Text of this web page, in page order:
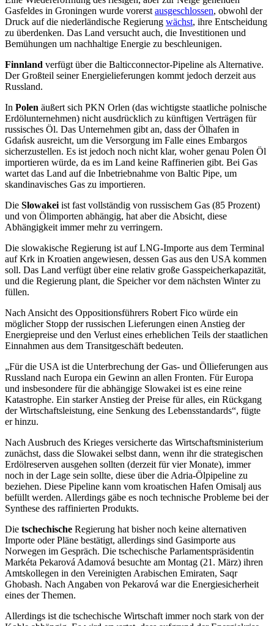
Gasfeldes in Groningen wurde vorerst ausgeschlossen, obwohl der
Druck auf die niederländische Regierung wächst, ihre Entscheidung
zu überdenken. Das Land versucht auch, die Investitionen und
Bemühungen um nachhaltige Energie zu beschleunigen.
Finnland verfügt über die Balticconnector-Pipeline als Alternative.
Der Großteil seiner Energielieferungen kommt jedoch derzeit aus
Russland.
In Polen äußert sich PKN Orlen (das wichtigste staatliche polnische
Erdölunternehmen) nicht ausdrücklich zu künftigen Verträgen für
russisches Öl. Das Unternehmen gibt an, dass der Ölhafen in
Gdańsk ausreicht, um die Versorgung im Falle eines Embargos
sicherzustellen. Es ist jedoch noch nicht klar, woher genau Polen Öl
importieren würde, da es im Land keine Raffinerien gibt. Bei Gas
wartet das Land auf die Inbetriebnahme von Baltic Pipe, um
skandinavisches Gas zu importieren.
Die Slowakei ist fast vollständig von russischem Gas (85 Prozent)
und von Ölimporten abhängig, hat aber die Absicht, diese
Abhängigkeit immer mehr zu verringern.
Die slowakische Regierung ist auf LNG-Importe aus dem Terminal
auf Krk in Kroatien angewiesen, dessen Gas aus den USA kommen
soll. Das Land verfügt über eine relativ große Gasspeicherkapazität,
und die Regierung plant, die Speicher vor dem nächsten Winter zu
füllen.
Nach Ansicht des Oppositionsführers Robert Fico würde ein
möglicher Stopp der russischen Lieferungen einen Anstieg der
Energiepreise und den Verlust eines erheblichen Teils der staatlichen
Einnahmen aus dem Transitgeschäft bedeuten.
„Für die USA ist die Unterbrechung der Gas- und Öllieferungen aus
Russland nach Europa ein Gewinn an allen Fronten. Für Europa
und insbesondere für die abhängige Slowakei ist es eine reine
Katastrophe. Ein starker Anstieg der Preise für alles, ein Rückgang
der Wirtschaftsleistung, eine Senkung des Lebensstandards“, fügte
er hinzu.
Nach Ausbruch des Krieges versicherte das Wirtschaftsministerium
zunächst, dass die Slowakei selbst dann, wenn ihr die strategischen
Erdölreserven ausgehen sollten (derzeit für vier Monate), immer
noch in der Lage sein sollte, diese über die Adria-Ölpipeline zu
beziehen. Diese Pipeline kann vom kroatischen Hafen Omisalj aus
befüllt werden. Allerdings gäbe es noch technische Probleme bei der
Synthese des raffinierten Produkts.
Die tschechische Regierung hat bisher noch keine alternativen
Importe oder Pläne bestätigt, allerdings sind Gasimporte aus
Norwegen im Gespräch. Die tschechische Parlamentspräsidentin
Markéta Pekarová Adamová besuchte am Montag (21. März) ihren
Amtskollegen in den Vereinigten Arabischen Emiraten, Saqr
Ghobash. Nach Angaben von Pekarová war die Energiesicherheit
eines der Themen.
Allerdings ist die tschechische Wirtschaft immer noch stark von der